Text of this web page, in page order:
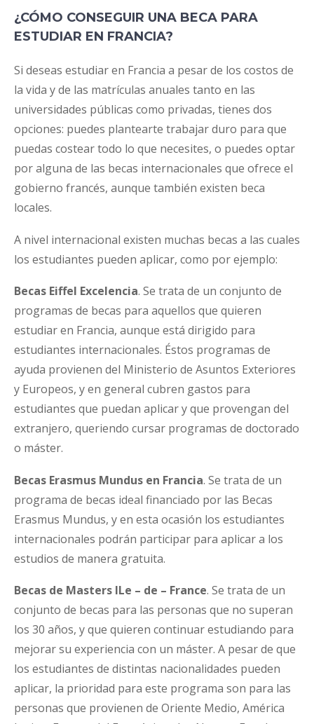
¿CÓMO CONSEGUIR UNA BECA PARA
ESTUDIAR EN FRANCIA?
Si deseas estudiar en Francia a pesar de los costos de
la vida y de las matrículas anuales tanto en las
universidades públicas como privadas, tienes dos
opciones: puedes plantearte trabajar duro para que
puedas costear todo lo que necesites, o puedes optar
por alguna de las becas internacionales que ofrece el
gobierno francés, aunque también existen beca
locales.
A nivel internacional existen muchas becas a las cuales
los estudiantes pueden aplicar, como por ejemplo:
Becas Eiffel Excelencia. Se trata de un conjunto de
programas de becas para aquellos que quieren
estudiar en Francia, aunque está dirigido para
estudiantes internacionales. Éstos programas de
ayuda provienen del Ministerio de Asuntos Exteriores
y Europeos, y en general cubren gastos para
estudiantes que puedan aplicar y que provengan del
extranjero, queriendo cursar programas de doctorado
o máster.
Becas Erasmus Mundus en Francia. Se trata de un
programa de becas ideal financiado por las Becas
Erasmus Mundus, y en esta ocasión los estudiantes
internacionales podrán participar para aplicar a los
estudios de manera gratuita.
Becas de Masters ILe – de – France. Se trata de un
conjunto de becas para las personas que no superan
los 30 años, y que quieren continuar estudiando para
mejorar su experiencia con un máster. A pesar de que
los estudiantes de distintas nacionalidades pueden
aplicar, la prioridad para este programa son para las
personas que provienen de Oriente Medio, América